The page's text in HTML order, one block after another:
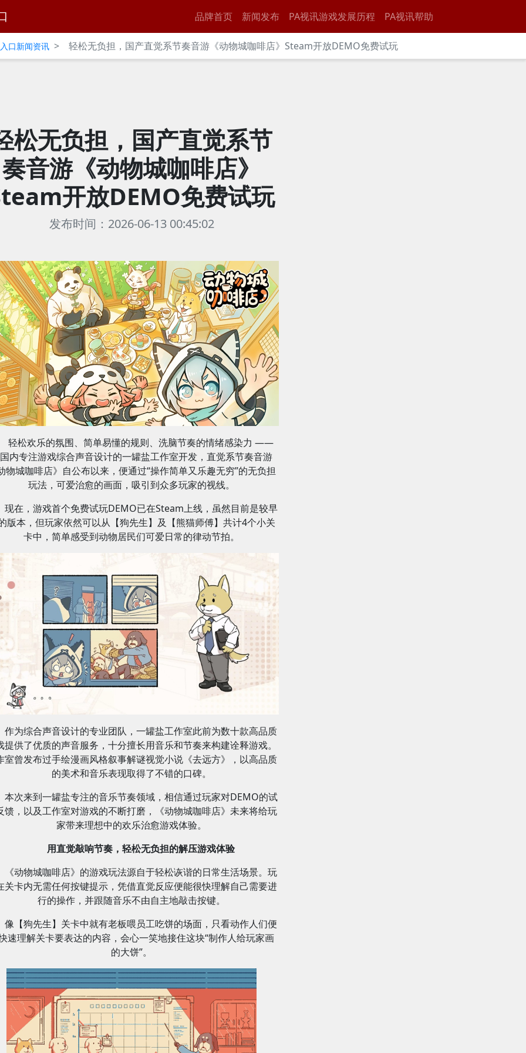
品牌首页 新闻发布 PA视讯游戏发展历程 PA视讯帮助
口新闻资讯 > 轻松无负担，国产直觉系节奏音游《动物城咖啡店》Steam开放DEMO免费试玩
松无负担，国产直觉系节
奏音游《动物城咖啡店》
开放DEMO免费试玩
发布时间：2026-06-13 00:45:02
轻松欢乐的氛围、简单易懂的规则、洗脑节奏的情绪感染力 ——
内专注游戏综合声音设计的一罐盐工作室开发，直觉系节奏音游
物城咖啡店》自公布以来，便通过“操作简单又乐趣无穷”的无负担
玩法，可爱治愈的画面，吸引到众多玩家的视线。
现在，游戏首个免费试玩DEMO已在Steam上线，虽然目前是较早
版本，但玩家依然可以从【狗先生】及【熊猫师傅】共计4个小关
卡中，简单感受到动物居民们可爱日常的律动节拍。
作为综合声音设计的专业团队，一罐盐工作室此前为数十款高品质
提供了优质的声音服务，十分擅长用音乐和节奏来构建诠释游戏。
室曾发布过手绘漫画风格叙事解谜视觉小说《去远方》，以高品质
的美术和音乐表现取得了不错的口碑。
本次来到一罐盐专注的音乐节奏领域，相信通过玩家对DEMO的试
馈，以及工作室对游戏的不断打磨，《动物城咖啡店》未来将给玩
家带来理想中的欢乐治愈游戏体验。
用直觉敲响节奏，轻松无负担的解压游戏体验
《动物城咖啡店》的游戏玩法源自于轻松诙谐的日常生活场景。玩
关卡内无需任何按键提示，凭借直觉反应便能很快理解自己需要进
行的操作，并跟随音乐不由自主地敲击按键。
像【狗先生】关卡中就有老板喂员工吃饼的场面，只看动作人们便
速理解关卡要表达的内容，会心一笑地接住这块“制作人给玩家画
的大饼”。